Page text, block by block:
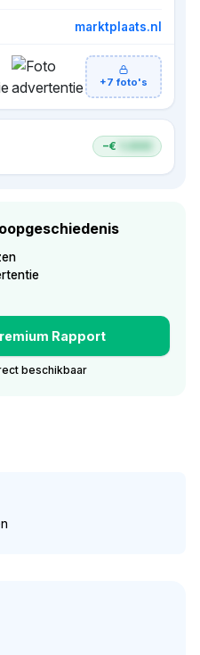
marktplaats.nl
+7 foto's
−€
Rapport
beschikbaar